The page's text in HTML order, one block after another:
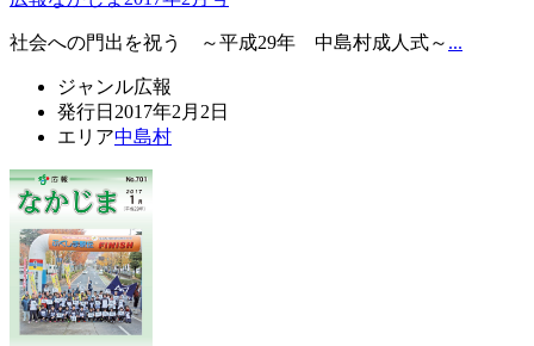
社会への門出を祝う ～平成29年 中島村成人式～ ...
ジャンル広報
発行日 2017年2月2日
エリア中島村